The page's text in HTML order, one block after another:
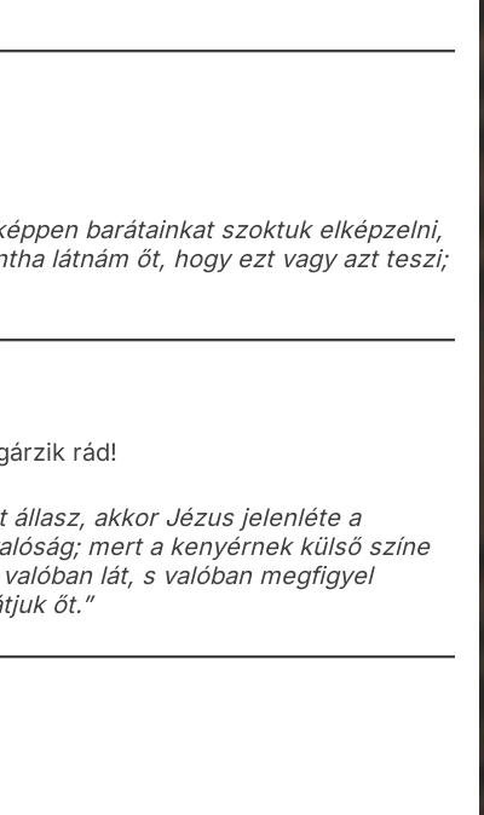
barátainkat szoktuk elképzelni,
látnám őt, hogy ezt vagy azt teszi;
rád!
állasz, akkor Jézus jelenléte a
mert a kenyérnek külső színe
lát, s valóban megfigyel
őt.”